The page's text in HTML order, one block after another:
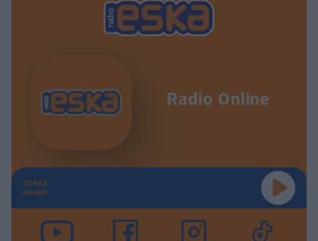
Radio Online
TERAZ
GRAMY